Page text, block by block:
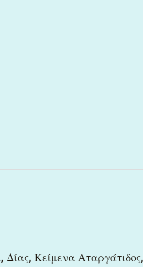
, Δίας, Κείμενα Αταργάτιδος,